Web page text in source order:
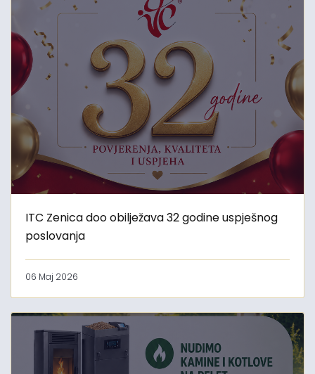
ITC Zenica doo obilježava 32 godine uspješnog
poslovanja
06 Maj 2026